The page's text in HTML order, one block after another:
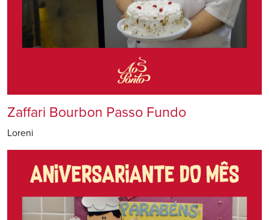
Zaffari Bourbon Passo Fundo
Loreni